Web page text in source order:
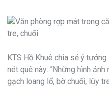
KTS Hồ Khuê chia sẻ ý
nét quê này: “Những hình
gạch loang lổ, bờ chuối, lũy